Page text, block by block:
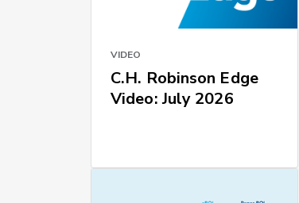
VIDEO
C.H. Robinson Edge
Video: July 2026